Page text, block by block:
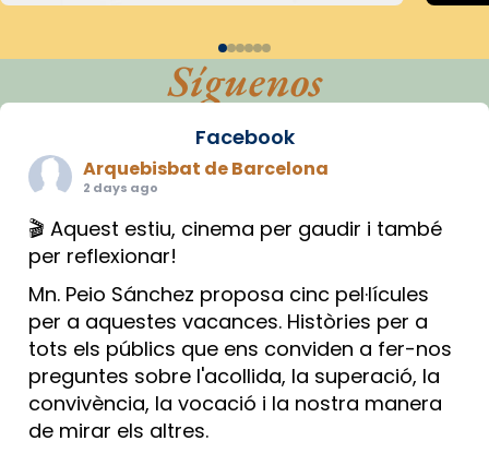
Síguenos
Facebook
Arquebisbat de Barcelona
2 days ago
🎬 Aquest estiu, cinema per gaudir i també
per reflexionar!
Mn. Peio Sánchez proposa cinc pel·lícules
per a aquestes vacances. Històries per a
tots els públics que ens conviden a fer-nos
preguntes sobre l'acollida, la superació, la
convivència, la vocació i la nostra manera
de mirar els altres.